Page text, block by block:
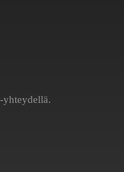
yhteydellä.